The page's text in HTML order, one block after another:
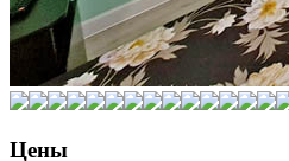
Цены